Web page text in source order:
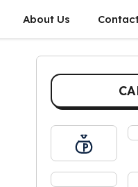
About Us